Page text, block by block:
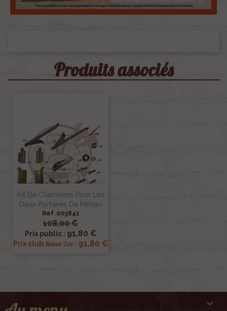
Produits associés
Kit De Charnières Pour Les
Deux Portières De Méhari
Ref :003841
108,00 €
Prix public : 91,80 €
Prix club Renov 2cv: 91,80 €
